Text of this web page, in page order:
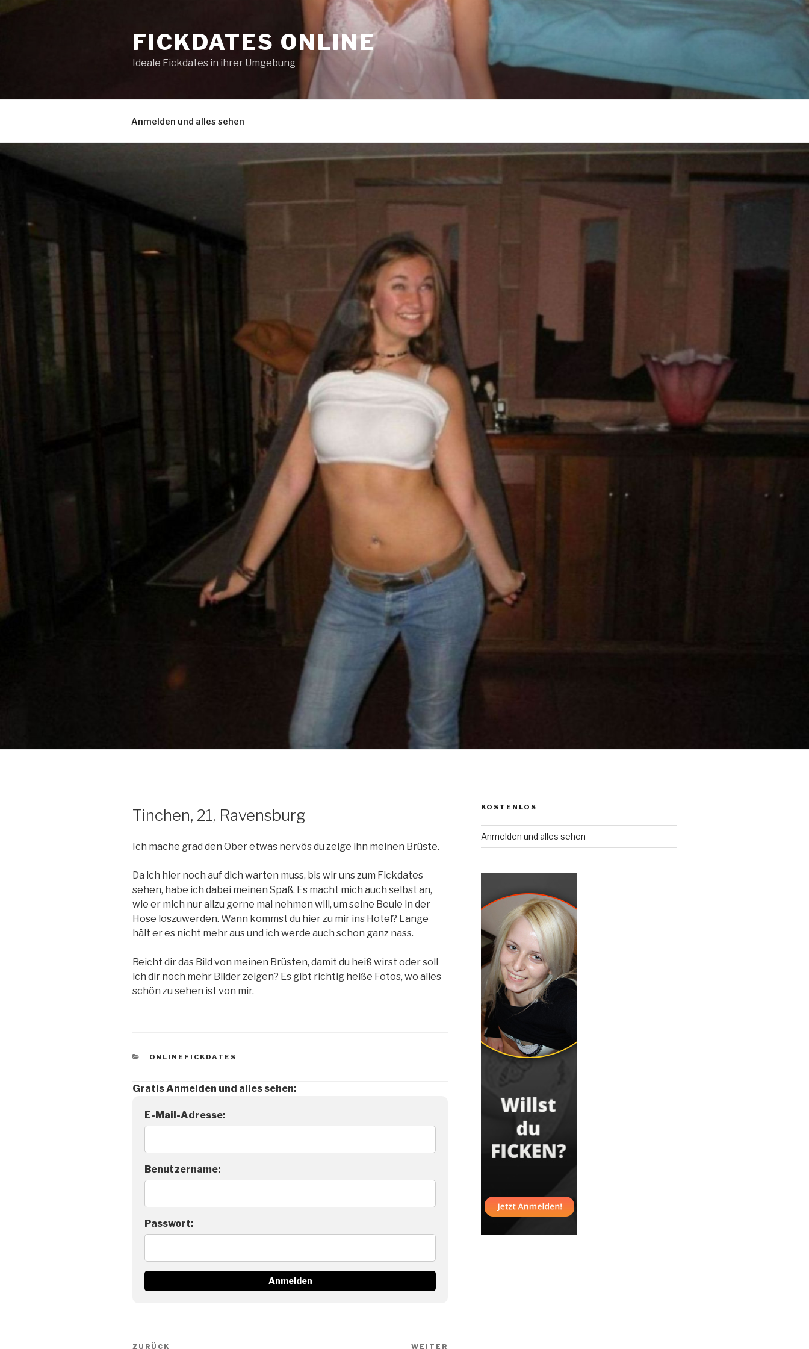
FICKDATES ONLINE
Ideale Fickdates in ihrer Umgebung
Anmelden und alles sehen
Tinchen, 21, Ravensburg
Ich mache grad den Ober etwas nervös du zeige ihn meinen Brüste.
Da ich hier noch auf dich warten muss, bis wir uns zum Fickdates
sehen, habe ich dabei meinen Spaß. Es macht mich auch selbst an,
wie er mich nur allzu gerne mal nehmen will, um seine Beule in der
Hose loszuwerden. Wann kommst du hier zu mir ins Hotel? Lange
hält er es nicht mehr aus und ich werde auch schon ganz nass.
Reicht dir das Bild von meinen Brüsten, damit du heiß wirst oder soll
ich dir noch mehr Bilder zeigen? Es gibt richtig heiße Fotos, wo alles
schön zu sehen ist von mir.
KATEGORIEN
ONLINEFICKDATES
Gratis Anmelden und alles sehen:
E-Mail-Adresse:
Benutzername:
Passwort:
Beitragsnavigation
ZURÜCK WEITER
KOSTENLOS
Anmelden und alles sehen